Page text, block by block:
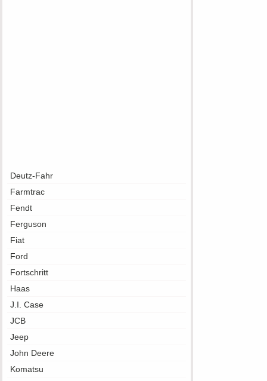
Deutz-Fahr
Farmtrac
Fendt
Ferguson
Fiat
Ford
Fortschritt
Haas
J.I. Case
JCB
Jeep
John Deere
Komatsu